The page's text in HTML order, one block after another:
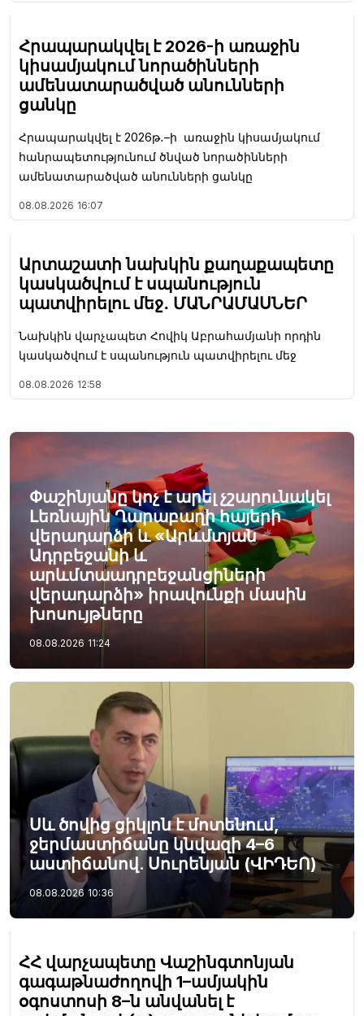
Հրապարակվել է 2026-ի առաջին
կիսամյակում նորածինների
ամենատարածված անունների
ցանկը
Հրապարակվել է 2026թ․–ի առաջին կիսամյակում
հանրապետությունում ծնված նորածինների
ամենատարածված անունների ցանկը
08.08.2026 16:07
Արտաշատի նախկին քաղաքապետը
կասկածվում է սպանություն
պատվիրելու մեջ․ ՄԱՆՐԱՄԱՍՆԵՐ
Նախկին վարչապետ Հովիկ Աբրահամյանի որդին
կասկածվում է սպանություն պատվիրելու մեջ
08.08.2026 12:58
Փաշինյանը կոչ է արել չշարունակել
Լեռնային Ղարաբաղի հայերի
վերադարձի և «Արևմտյան
Ադրբեջանի և
արևմտաադրբեջանցիների
վերադարձի» իրավունքի մասին
խոսույթները
08.08.2026 11:24
Սև ծովից ցիկլոն է մոտենում,
ջերմաստիճանը կնվազի 4–6
աստիճանով. Սուրենյան (ՎԻԴԵՈ)
08.08.2026 10:36
ՀՀ վարչապետը Վաշինգտոնյան
գագաթնաժողովի 1–ամյակին
օգոստոսի 8–ն անվանել է